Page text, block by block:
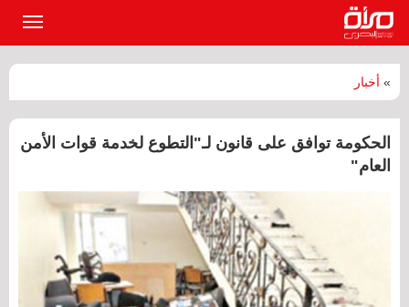
» أخبار
الحكومة توافق على قانون لـ"التطوع لخدمة قوات الأمن
العام"